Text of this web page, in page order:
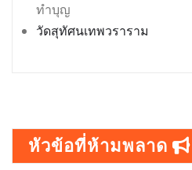
ทำบุญ
วัดสุทัศนเทพวราราม
หัวข้อที่ห้ามพลาด